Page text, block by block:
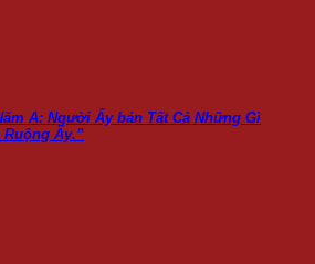
A: Người Ấy bán Tất Cả Những Gì
Ruộng Ấy.”